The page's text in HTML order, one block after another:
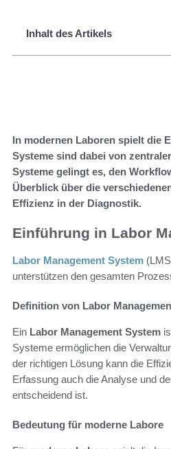
Inhalt des Artikels
In modernen Laboren spielt die
Systeme sind dabei von
Systeme gelingt es, den
Überblick über die
Effizienz in der Diagnostik.
Einführung in Labor
Labor Management System
unterstützen den gesamten
Definition von Labor
Ein Labor Management System
Systeme ermöglichen die
der richtigen Lösung kann die
Erfassung auch die Analyse und
entscheidend ist.
Bedeutung für moderne Labore